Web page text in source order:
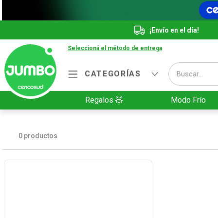
¡Envío en el día!
Seleccioná el método de entrega
CATEGORÍAS
Buscar...
Regalos 🧸 Modo Frío
0 productos
Términos más buscados
Cerveza